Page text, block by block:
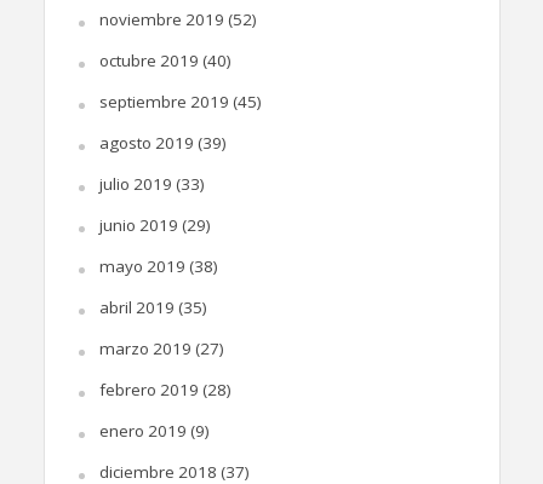
noviembre 2019 (52)
octubre 2019 (40)
septiembre 2019 (45)
agosto 2019 (39)
julio 2019 (33)
junio 2019 (29)
mayo 2019 (38)
abril 2019 (35)
marzo 2019 (27)
febrero 2019 (28)
enero 2019 (9)
diciembre 2018 (37)